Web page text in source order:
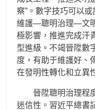
察”。數字技巧可以或
維護—聰明治理—文
極影響，推進完成汗
型進級。不竭晉陞數
度，有助于維護好、
在發明性轉化和立異
晉陞聰明治理程
迷信性。習近平總書